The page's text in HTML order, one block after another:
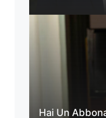
Hai Un